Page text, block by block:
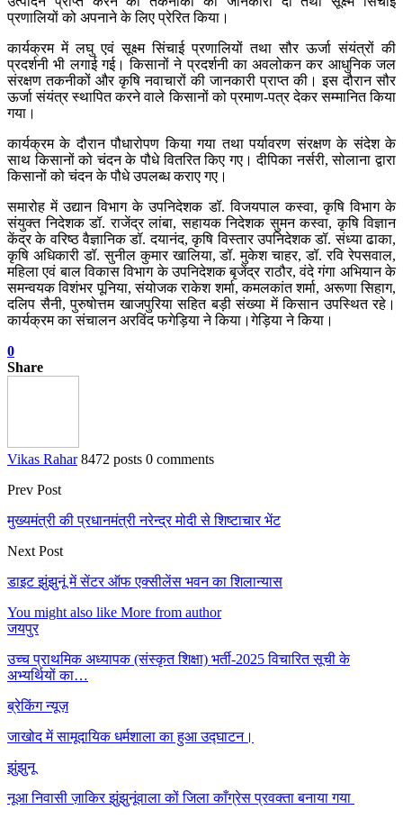
प्रणालियों को अपनाने के लिए प्रेरित किया।
कार्यक्रम में लघु एवं सूक्ष्म सिंचाई प्रणालियों तथा सौर ऊर्जा संयंत्रों की
प्रदर्शनी भी लगाई गई। किसानों ने प्रदर्शनी का अवलोकन कर आधुनिक जल
संरक्षण तकनीकों और कृषि नवाचारों की जानकारी प्राप्त की। इस दौरान सौर
ऊर्जा संयंत्र स्थापित करने वाले किसानों को प्रमाण-पत्र देकर सम्मानित किया
गया।
कार्यक्रम के दौरान पौधारोपण किया गया तथा पर्यावरण संरक्षण के संदेश के
साथ किसानों को चंदन के पौधे वितरित किए गए। दीपिका नर्सरी, सोलाना द्वारा
किसानों को चंदन के पौधे उपलब्ध कराए गए।
समारोह में उद्यान विभाग के उपनिदेशक डॉ. विजयपाल कस्वा, कृषि विभाग के
संयुक्त निदेशक डॉ. राजेंद्र लांबा, सहायक निदेशक सुमन कस्वा, कृषि विज्ञान
केंद्र के वरिष्ठ वैज्ञानिक डॉ. दयानंद, कृषि विस्तार उपनिदेशक डॉ. संध्या ढाका,
कृषि अधिकारी डॉ. सुनील कुमार खालिया, डॉ. मुकेश चाहर, डॉ. रवि रेपसवाल,
महिला एवं बाल विकास विभाग के उपनिदेशक बृजेंद्र राठौर, वंदे गंगा अभियान के
समन्वयक विशंभर पूनिया, संयोजक राकेश शर्मा, कमलकांत शर्मा, अरूणा सिहाग,
दलिप सैनी, पुरुषोत्तम खाजपुरिया सहित बड़ी संख्या में किसान उपस्थित रहे।
कार्यक्रम का संचालन अरविंद फगेड़िया ने किया।गेड़िया ने किया।
0
Share
Vikas Rahar 8472 posts 0 comments
Prev Post
मुख्यमंत्री की प्रधानमंत्री नरेन्द्र मोदी से शिष्टाचार भेंट
Next Post
डाइट झुंझुनूं में सेंटर ऑफ एक्सीलेंस भवन का शिलान्यास
You might also like More from author
जयपुर
उच्च प्राथमिक अध्यापक (संस्कृत शिक्षा) भर्ती-2025 विचारित सूची के
अभ्यर्थियों का…
ब्रेकिंग न्यूज़
जाखोद में सामूदायिक धर्मशाला का हुआ उद्घाटन।
झुंझुनू
नूआ निवासी ज़ाकिर झुंझुनूंवाला कों जिला काँग्रेस प्रवक्ता बनाया गया